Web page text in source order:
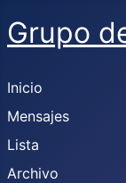
Grupo
Inicio
Mensajes
Lista
Archivo